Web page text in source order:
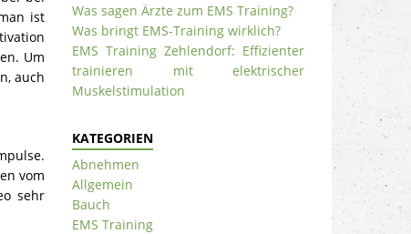
ist
Um
auch
vom
sehr
Was sagen Ärzte zum EMS Training?
Was bringt EMS-Training wirklich?
EMS Training Zehlendorf: Effizienter
trainieren mit elektrischer
Muskelstimulation
KATEGORIEN
Abnehmen
Allgemein
Bauch
EMS Training